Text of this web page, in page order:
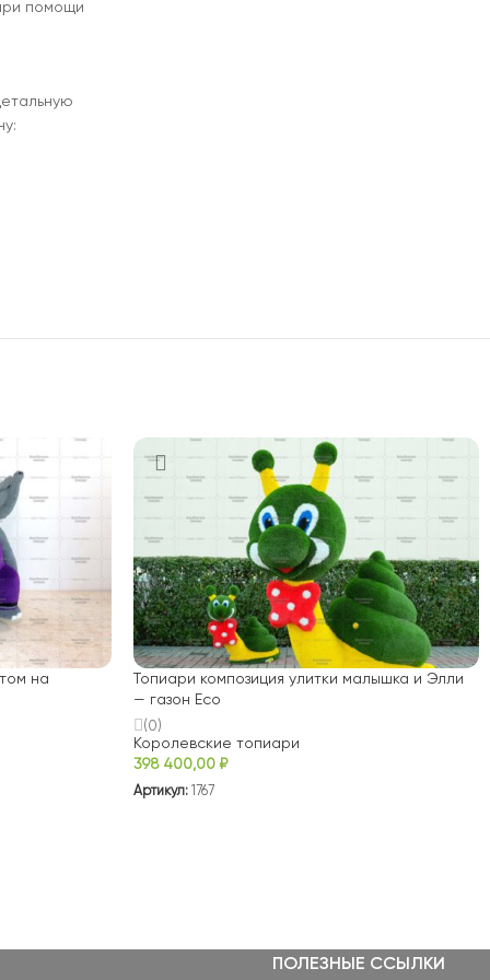
помощи
на
Топиари композиция улитки малышка и Элли
— газон Eco
(0)
Королевские топиари
398 400,00₽
Артикул: 1767
ПОЛЕЗНЫЕ ССЫЛКИ